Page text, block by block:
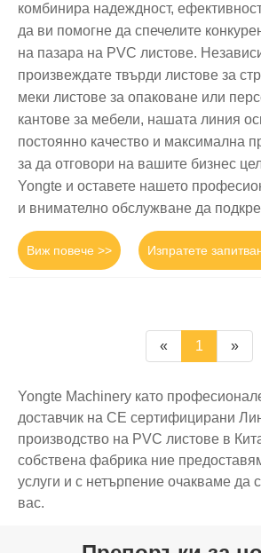
комбинира надеждност,
да ви помогне да спечелите
на пазара на PVC листове.
произвеждате твърди листове за
меки листове за опаковане или
кантове за мебели, нашата линия
постоянно качество и максимална
за да отговори на вашите бизнес
Yongte и оставете нашето
и внимателно обслужване да
Виж повече >> Изпратете
« 1 »
Yongte Machinery като
доставчик на CE сертифицирани
производство на PVC листове в
собствена фабрика ние
услуги и с нетърпение очакваме да
вас.